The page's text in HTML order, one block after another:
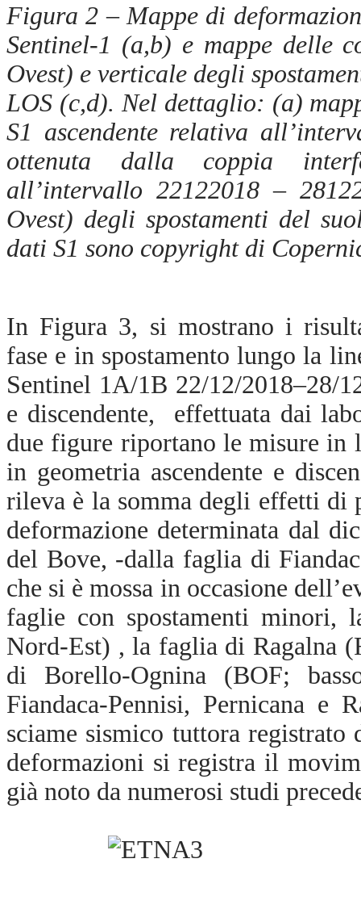
Figura 2 – Mappe di
Sentinel-1 (a,b) e mappe delle
Ovest) e verticale degli
LOS (c,d). Nel dettaglio: (a)
S1 ascendente relativa
ottenuta dalla coppia
all’intervallo 22122018 –
Ovest) degli spostamenti del
dati S1 sono copyright di
In Figura 3, si mostrano i
fase e in spostamento lungo la
Sentinel 1A/1B 22/12/2018–28/
e discendente, effettuata dai
due figure riportano le misure in
in geometria ascendente e
rileva è la somma degli effetti di
deformazione determinata dal
del Bove, -dalla faglia di
che si è mossa in occasione
faglie con spostamenti minori,
Nord-Est) , la faglia di Ragalna
di Borello-Ognina (BOF;
Fiandaca-Pennisi, Pernicana e
sciame sismico tuttora
deformazioni si registra il
già noto da numerosi studi